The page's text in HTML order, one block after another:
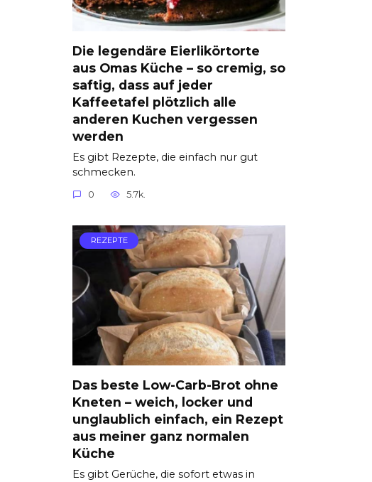
Die legendäre Eierlikörtorte
aus Omas Küche – so cremig, so
saftig, dass auf jeder
Kaffeetafel plötzlich alle
anderen Kuchen vergessen
werden
Es gibt Rezepte, die einfach nur gut
schmecken.
0 5.7k.
REZEPTE
Das beste Low-Carb-Brot ohne
Kneten – weich, locker und
unglaublich einfach, ein Rezept
aus meiner ganz normalen
Küche
Es gibt Gerüche, die sofort etwas in